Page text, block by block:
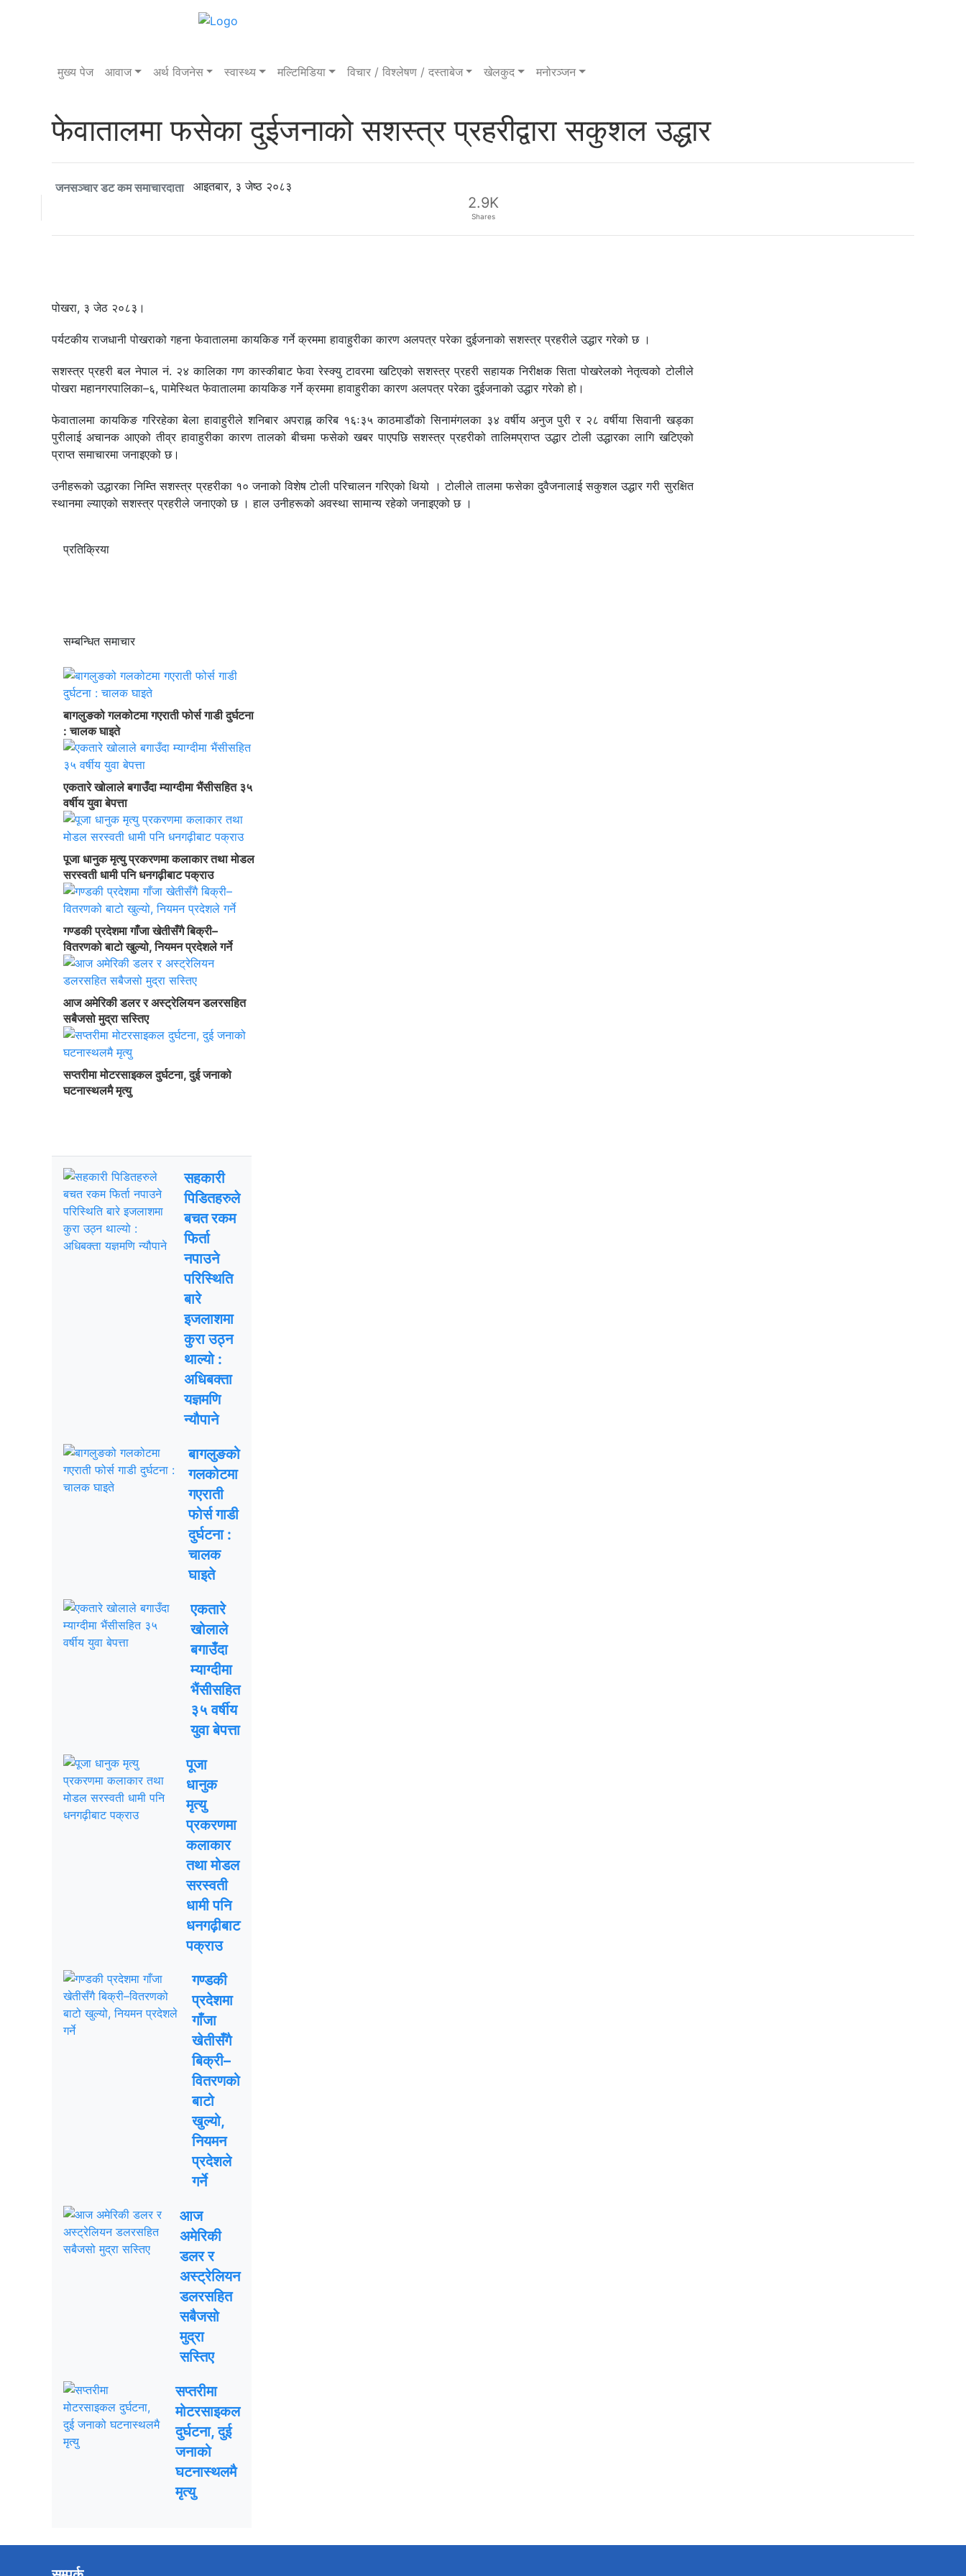
मुख्य पेज आवाज अर्थ विजनेस स्वास्थ्य मल्टिमिडिया विचार / विश्लेषण / दस्ताबेज खेलकुद मनोरञ्जन
फेवातालमा फसेका दुईजनाको सशस्त्र प्रहरीद्वारा सकुशल उद्धार
जनसञ्चार डट कम समाचारदाता आइतबार, ३ जेष्ठ २०८३
2.9K
Shares
पोखरा, ३ जेठ २०८३।
पर्यटकीय राजधानी पोखराको गहना फेवातालमा कायकिङ गर्ने क्रममा हावाहुरीका कारण अलपत्र परेका दुईजनाको सशस्त्र प्रहरीले उद्धार गरेको छ ।
सशस्त्र प्रहरी बल नेपाल नं. २४ कालिका गण कास्कीबाट फेवा रेस्क्यु टावरमा खटिएको सशस्त्र प्रहरी सहायक निरीक्षक सिता पोखरेलको नेतृत्वको टोलीले
पोखरा महानगरपालिका–६, पामेस्थित फेवातालमा कायकिङ गर्ने क्रममा हावाहुरीका कारण अलपत्र परेका दुईजनाको उद्धार गरेको हो।
फेवातालमा कायकिङ गरिरहेका बेला हावाहुरीले शनिबार अपराह्न करिब १६ः३५ काठमाडौंको सिनामंगलका ३४ वर्षीय अनुज पुरी र २८ वर्षीया सिवानी खड्का
पुरीलाई अचानक आएको तीव्र हावाहुरीका कारण तालको बीचमा फसेको खबर पाएपछि सशस्त्र प्रहरीको तालिमप्राप्त उद्धार टोली उद्धारका लागि खटिएको
प्राप्त समाचारमा जनाइएको छ।
उनीहरूको उद्धारका निम्ति सशस्त्र प्रहरीका १० जनाको विशेष टोली परिचालन गरिएको थियो । टोलीले तालमा फसेका दुवैजनालाई सकुशल उद्धार गरी सुरक्षित
स्थानमा ल्याएको सशस्त्र प्रहरीले जनाएको छ । हाल उनीहरूको अवस्था सामान्य रहेको जनाइएको छ ।
प्रतिक्रिया
सम्बन्धित समाचार
बागलुङको गलकोटमा गएराती फोर्स गाडी दुर्घटना
: चालक घाइते
एकतारे खोलाले बगाउँदा म्याग्दीमा भैंसीसहित ३५
वर्षीय युवा बेपत्ता
पूजा धानुक मृत्यु प्रकरणमा कलाकार तथा मोडल
सरस्वती धामी पनि धनगढ़ीबाट पक्राउ
गण्डकी प्रदेशमा गाँजा खेतीसँगै बिक्री–
वितरणको बाटो खुल्यो, नियमन प्रदेशले गर्ने
आज अमेरिकी डलर र अस्ट्रेलियन डलरसहित
सबैजसो मुद्रा सस्तिए
सप्तरीमा मोटरसाइकल दुर्घटना, दुई जनाको
घटनास्थलमै मृत्यु
सहकारी
पिडितहरुले
बचत रकम
फिर्ता
नपाउने
परिस्थिति
बारे
इजलाशमा
कुरा उठ्न
थाल्यो :
अधिबक्ता
यज्ञमणि
न्यौपाने
बागलुङको
गलकोटमा
गएराती
फोर्स गाडी
दुर्घटना :
चालक
घाइते
एकतारे
खोलाले
बगाउँदा
म्याग्दीमा
भैंसीसहित
३५ वर्षीय
युवा बेपत्ता
पूजा
धानुक
मृत्यु
प्रकरणमा
कलाकार
तथा मोडल
सरस्वती
धामी पनि
धनगढ़ीबाट
पक्राउ
गण्डकी
प्रदेशमा
गाँजा
खेतीसँगै
बिक्री–
वितरणको
बाटो
खुल्यो,
नियमन
प्रदेशले
गर्ने
आज
अमेरिकी
डलर र
अस्ट्रेलियन
डलरसहित
सबैजसो
मुद्रा
सस्तिए
सप्तरीमा
मोटरसाइकल
दुर्घटना, दुई
जनाको
घटनास्थलमै
मृत्यु